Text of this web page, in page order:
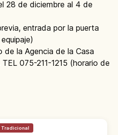
28 de diciembre al 4 de
entrada por la puerta
de la Agencia de la Casa
075-211-1215 (horario de
Tradicional